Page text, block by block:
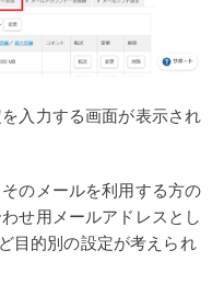
入力する画面が表示され
のメールを利用する方の
せ用メールアドレスとし
目的別の設定が考えられ